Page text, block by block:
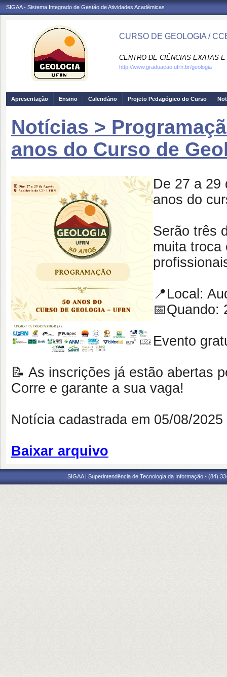
SIGAA - Sistema Integrado de Gestão de Atividades Acadêmicas
CURSO DE GEOLOGIA /
CENTRO DE CIÊNCIAS EXATAS
http://www.graduacao.ufrn.br/geologia
Apresentação Ensino Calendário Projeto Pedagógico do Curso
Notícias >
anos do Curso de
De 27 a 29
anos do
Serão três
muita troca
📍Local:
📅Quando:
Evento
📝 As inscrições já estão abertas
Corre e garante a sua vaga!
Notícia cadastrada em 05/08/
Baixar arquivo
SIGAA | Superintendência de Tecnologia da Informação - (84)